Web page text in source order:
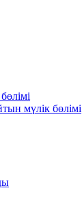
мүлік бөлімі